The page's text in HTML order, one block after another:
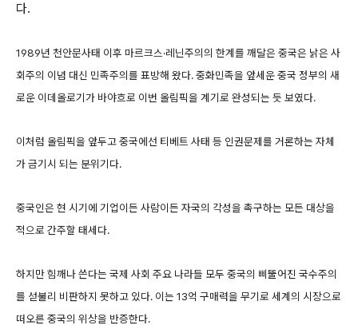
다.
1989년 천안문사태 이후 마르크스·레닌주의의 한계를 깨달은 중국은 낡은 사
회주의 이념 대신 민족주의를 표방해 왔다. 중화민족을 앞세운 중국 정부의 새
로운 이데올로기가 바야흐로 이번 올림픽을 계기로 완성되는 듯 보였다.
이처럼 올림픽을 앞두고 중국에선 티베트 사태 등 인권문제를 거론하는 자체
가 금기시 되는 분위기다.
중국인은 현 시기에 기업이든 사람이든 자국의 각성을 촉구하는 모든 대상을
적으로 간주할 태세다.
하지만 힘깨나 쓴다는 국제 사회 주요 나라들 모두 중국의 삐뚤어진 국수주의
를 섣불리 비판하지 못하고 있다. 이는 13억 구매력을 무기로 세계의 시장으로
떠오른 중국의 위상을 반증한다.